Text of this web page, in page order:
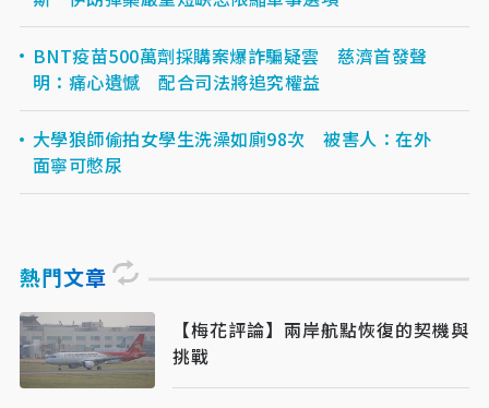
BNT疫苗500萬劑採購案爆詐騙疑雲 慈濟首發聲
明：痛心遺憾 配合司法將追究權益
大學狼師偷拍女學生洗澡如廁98次 被害人：在外
面寧可憋尿
熱門文章
【梅花評論】兩岸航點恢復的契機與
挑戰